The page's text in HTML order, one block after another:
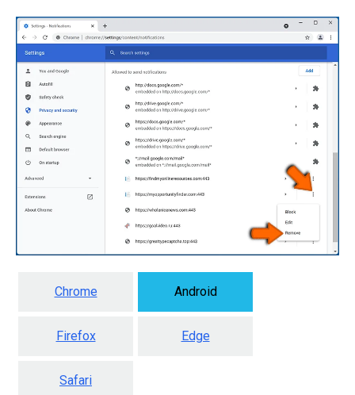
Chrome Android
Firefox Edge
Safari